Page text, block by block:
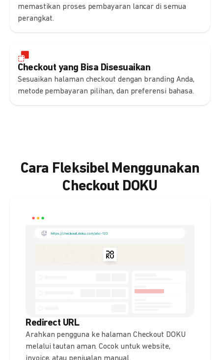
memastikan proses pembayaran lancar di semua
perangkat.
Checkout yang Bisa Disesuaikan
Sesuaikan halaman checkout dengan branding Anda,
metode pembayaran pilihan, dan preferensi bahasa.
Cara Fleksibel Menggunakan
Checkout DOKU
Redirect URL
Arahkan pengguna ke halaman Checkout DOKU
melalui tautan aman. Cocok untuk website,